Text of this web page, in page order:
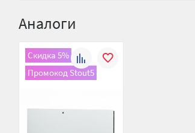
Аналоги
Скидка 5%
Промокод Stout5
К
сравнению